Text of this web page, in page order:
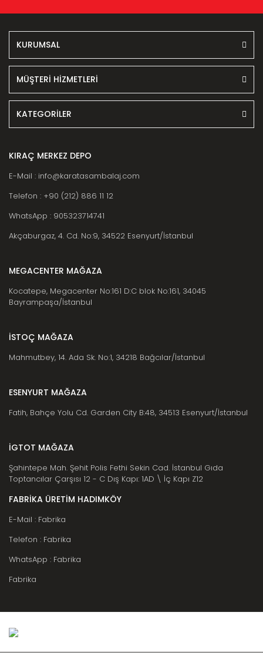
KURUMSAL
MÜŞTERİ HİZMETLERİ
KATEGORİLER
KIRAÇ MERKEZ DEPO
E-Mail : info@karatasambalaj.com
Telefon : +90 (212) 886 11 12
WhatsApp : 905323714741
Akçaburgaz, 4. Cd. No:9, 34522 Esenyurt/İstanbul
MEGACENTER MAĞAZA
Kocatepe, Megacenter No:161 D:C blok No:161, 34045
Bayrampaşa/İstanbul
İSTOÇ MAĞAZA
Mahmutbey, 14. Ada Sk. No:1, 34218 Bağcılar/İstanbul
ESENYURT MAĞAZA
Fatih, Bahçe Yolu Cd. Garden City B:48, 34513 Esenyurt/İstanbul
İGTOT MAĞAZA
Şahintepe Mah. Şehit Polis Fethi Sekin Cad. İstanbul Gıda
Toptancılar Çarşısı 12 - C Dış Kapı: 1AD \ İç Kapı Z12
FABRİKA ÜRETİM HADIMKÖY
E-Mail : Fabrika
Telefon : Fabrika
WhatsApp : Fabrika
Fabrika